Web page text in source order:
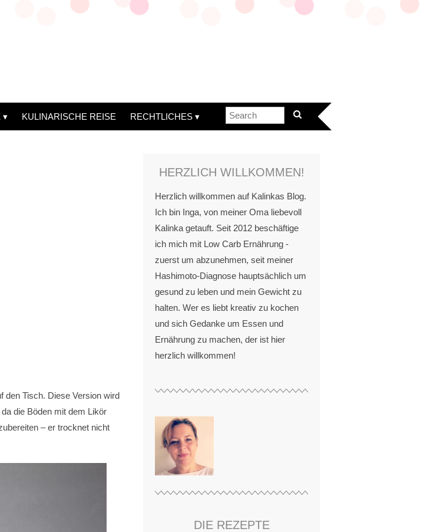
KULINARISCHE REISE RECHTLICHES
den Tisch. Diese Version wird
die Böden mit dem Likör
– er trocknet nicht
HERZLICH WILLKOMMEN!
Herzlich willkommen auf Kalinkas Blog.
Ich bin Inga, von meiner Oma liebevoll
Kalinka getauft. Seit 2012 beschäftige
ich mich mit Low Carb Ernährung -
zuerst um abzunehmen, seit meiner
Hashimoto-Diagnose hauptsächlich um
gesund zu leben und mein Gewicht zu
halten. Wer es liebt kreativ zu kochen
und sich Gedanke um Essen und
Ernährung zu machen, der ist hier
herzlich willkommen!
DIE REZEPTE